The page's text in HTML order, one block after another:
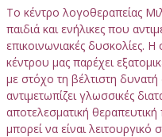
Το κέντρο λογοθεραπείας
παιδιά και ενήλικες που
επικοινωνιακές δυσκολίες.
κέντρου μας παρέχει
με στόχο τη βέλτιστη
αντιμετωπίζει γλωσσικές
αποτελεσματική
μπορεί να είναι λειτουργικό